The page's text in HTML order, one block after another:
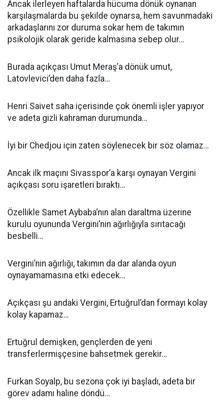
Ancak ilerleyen haftalarda hücuma dönük oynanan
karşılaşmalarda bu şekilde oynarsa, hem savunmadaki
arkadaşlarını zor duruma sokar hem de takımın
psikolojik olarak geride kalmasına sebep olur…
Burada açıkçası Umut Meraş’a dönük umut,
Latovlevici’den daha fazla…
Henri Saivet saha içerisinde çok önemli işler yapıyor
ve adeta gizli kahraman durumunda…
İyi bir Chedjou için zaten söylenecek bir söz olamaz…
Ancak ilk maçını Sivasspor’a karşı oynayan Vergini
açıkçası soru işaretleri bıraktı…
Özellikle Samet Aybaba’nın alan daraltma üzerine
kurulu oyununda Vergini’nin ağırlığıyla sırıtacağı
besbelli…
Vergini’nin ağırlığı, takımın da dar alanda oyun
oynayamamasına etki edecek…
Açıkçası şu andaki Vergini, Ertuğrul’dan formayı kolay
kolay kapamaz…
Ertuğrul demişken, gençlerden de yeni
transferlermişçesine bahsetmek gerekir…
Furkan Soyalp, bu sezona çok iyi başladı, adeta bir
görev adamı haline döndü…